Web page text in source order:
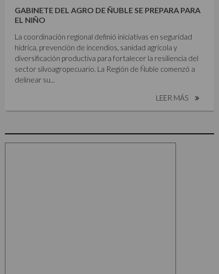
GABINETE DEL AGRO DE ÑUBLE SE PREPARA PARA
EL NIÑO
La coordinación regional definió iniciativas en seguridad
hídrica, prevención de incendios, sanidad agrícola y
diversificación productiva para fortalecer la resiliencia del
sector silvoagropecuario. La Región de Ñuble comenzó a
delinear su...
LEER MÁS